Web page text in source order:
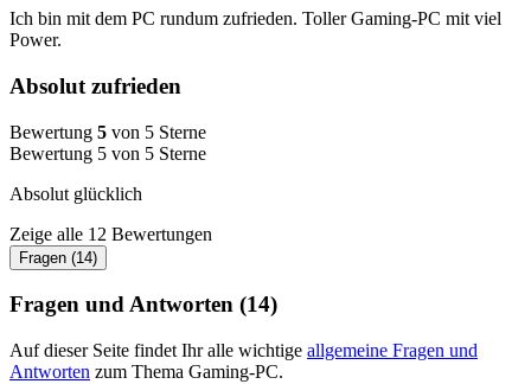
Ich bin mit dem PC rundum zufrieden. Toller Gaming-PC mit viel
Power.
Absolut zufrieden
Bewertung 5 von 5 Sterne
Bewertung 5 von 5 Sterne
Absolut glücklich
Zeige alle 12 Bewertungen
Fragen (14)
Fragen und Antworten (14)
Auf dieser Seite findet Ihr alle wichtige allgemeine Fragen und
Antworten zum Thema Gaming-PC.